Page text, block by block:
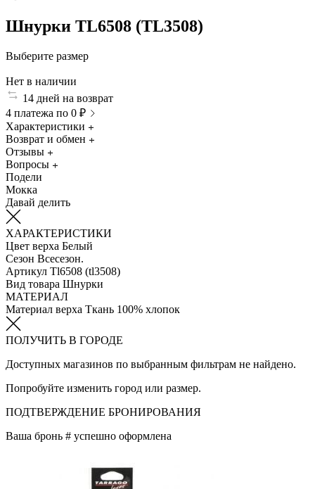
Шнурки TL6508 (TL3508)
Выберите размер
Нет в наличии
14 дней на возврат
4 платежа по 0 ₽
Характеристики
Возврат и обмен
Отзывы
Вопросы
Подели
Мокка
Давай делить
ХАРАКТЕРИСТИКИ
Цвет верха Белый
Сезон Всесезон.
Артикул Tl6508 (tl3508)
Вид товара Шнурки
МАТЕРИАЛ
Материал верха Ткань 100% хлопок
ПОЛУЧИТЬ В ГОРОДЕ
Доступных магазинов по выбранным фильтрам не найдено.
Попробуйте изменить город или размер.
ПОДТВЕРЖДЕНИЕ БРОНИРОВАНИЯ
Ваша бронь # успешно оформлена